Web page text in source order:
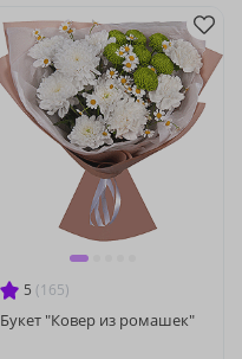
5 (165)
Букет "Ковер из ромашек"